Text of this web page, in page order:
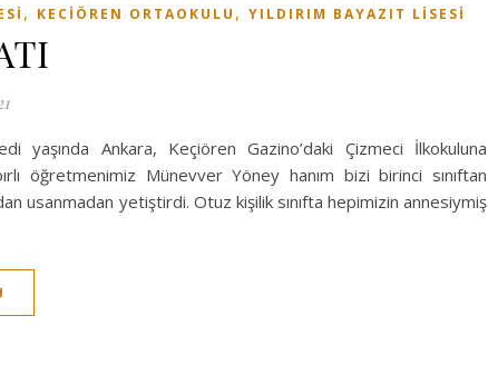
, KECIÖREN ORTAOKULU , YILDIRIM BAYAZIT LISESI
yaşında Ankara, Keçiören Gazino’daki Çizmeci İlkokuluna
öğretmenimiz Münevver Yöney hanım bizi birinci sınıftan
usanmadan yetiştirdi. Otuz kişilik sınıfta hepimizin annesiymiş